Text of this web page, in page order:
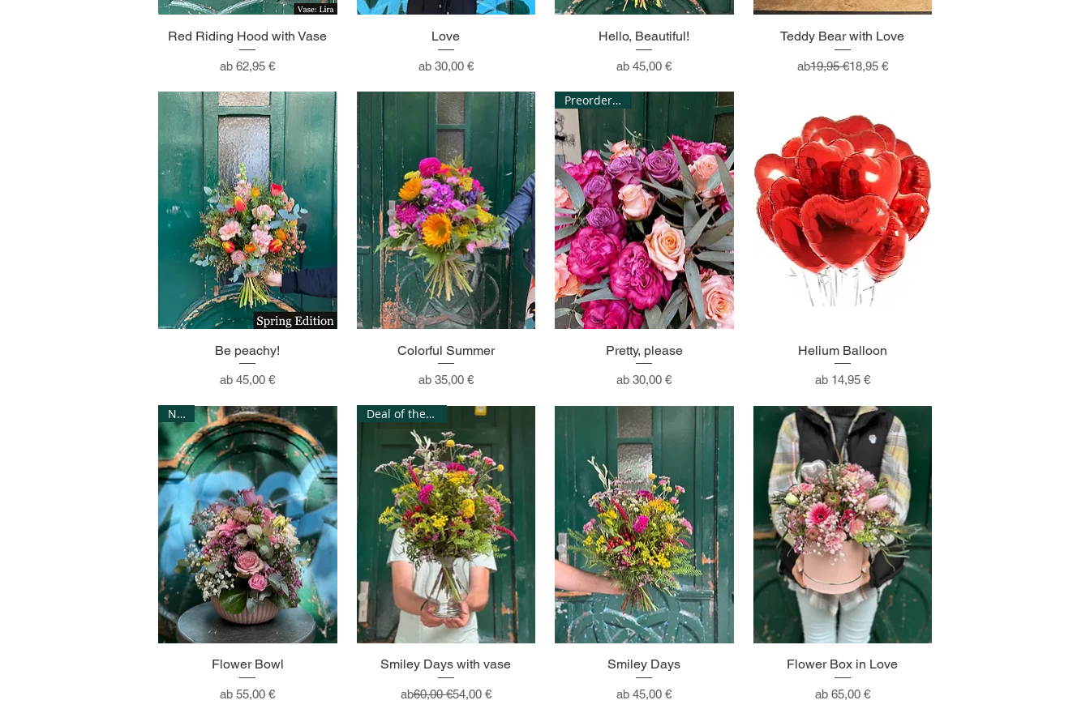
Red Riding Hood with Vase
ab62,95 €
Sale-Preis
Love
ab 30,00 €
Sale-Preis
Hello, Beautiful!
ab45,00 €
Sale-Preis
Teddy Bear with Love
ab
Standardpreis
19,95 €18,95 €
Sale-Preis
Be peachy!
ab45,00 €
Sale-Preis
Colorful Summer
ab 35,00 €
Sale-Preis
Preorder only!
Pretty, please
ab30,00 €
Sale-Preis
Helium Balloon
ab 14,95 €
Sale-Preis
NEW
Flower Bowl
ab55,00 €
Sale-Preis
Deal of the week!
Smiley Days with vase
ab
Standardpreis
60,00 €54,00 €
Sale-Preis
Smiley Days
ab45,00 €
Sale-Preis
Flower Box in Love
ab 65,00 €
Sale-Preis